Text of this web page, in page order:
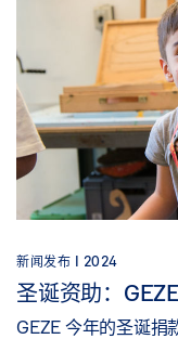
新闻发布 | 2024
圣诞资助：
GEZE 今年的圣诞捐